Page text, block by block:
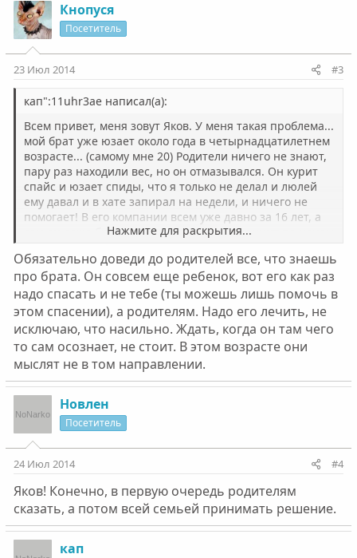
Кнопуся
Посетитель
23 Июл 2014 #3
кап":11uhr3ae написал(а):
Всем привет, меня зовут Яков. У меня такая проблема...
мой брат уже юзает около года в четырнадцатилетнем
возрасте... (самому мне 20) Родители ничего не знают,
пару раз находили вес, но он отмазывался. Он курит
спайс и юзает спиды, что я только не делал и люлей
ему давал и в хате запирал на недели, и ничего не
помогает! В его компании всем уже давно за 16 лет, а
сам он даже бросать не хочет. Бывает кричит по ночам
иногда у него страшные приходы. И трезвым он почти
никогда не бывает, БОЖЕ! Что мне делать?!
Нажмите для раскрытия...
Обязательно доведи до родителей все, что знаешь
про брата. Он совсем еще ребенок, вот его как раз
надо спасать и не тебе (ты можешь лишь помочь в
этом спасении), а родителям. Надо его лечить, не
исключаю, что насильно. Ждать, когда он там чего
то сам осознает, не стоит. В этом возрасте они
мыслят не в том направлении.
Новлен
Посетитель
24 Июл 2014 #4
Яков! Конечно, в первую очередь родителям
сказать, а потом всей семьей принимать решение.
кап